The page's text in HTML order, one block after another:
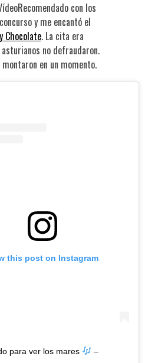
con los
y me encantó el
Chocolate. La cita era
no defraudaron.
en un momento.
this post on Instagram
para ver los mares –